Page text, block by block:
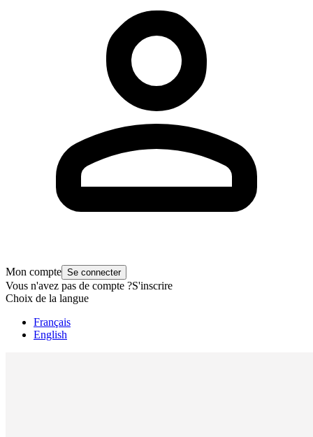
Mon compte Se connecter
Vous n'avez pas de compte ?S'inscrire
Choix de la langue
Français
English